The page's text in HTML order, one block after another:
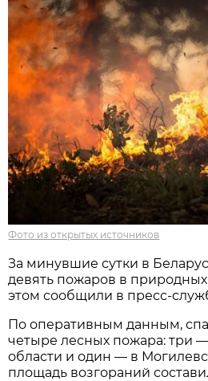
Фото из открытых источников
За минувшие сутки в
девять пожаров в
этом сообщили в пресс-
По оперативным данным,
четыре лесных пожара: три
области и один — в
площадь возгораний